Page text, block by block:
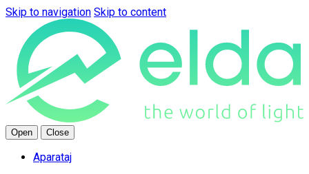
Skip to navigation Skip to content
Open Close
Aparataj